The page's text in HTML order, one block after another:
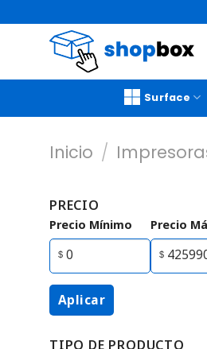
Surface
Inicio /
PRECIO
Precio Mínimo Precio
Aplicar
TIPO DE PRODUCTO